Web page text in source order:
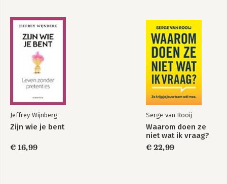
Bekijk alle boeken
9. Traffic
10. Conversie
DEEL III: DE GEWOONTEWERELD
11. Strategische groeigewoontes
12. Beslissingen nemen en de vergeten dimensie tijd
13. Het paretoprincipe
14. Businessmodel-(r)evolutie
15. Sleutelprincipes
16. Dingen die je nu meteen kunt doen
Nawoord
Jeffrey Wijnberg
Zijn wie je bent
€ 16,99
Serge van Rooij
Waarom doen ze
niet wat ik vraag?
€ 22,99